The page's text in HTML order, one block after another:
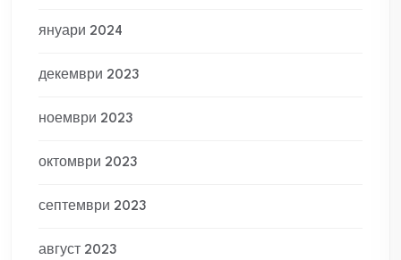
януари 2024
декември 2023
ноември 2023
октомври 2023
септември 2023
август 2023